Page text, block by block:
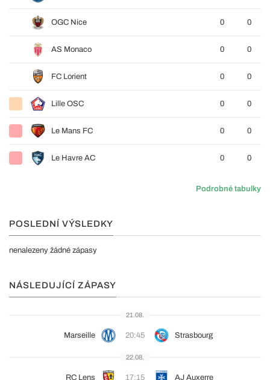
OGC Nice 0 0
AS Monaco 0 0
FC Lorient 0 0
Lille OSC 0 0
Le Mans FC 0 0
Le Havre AC 0 0
Podrobné tabulky
POSLEDNÍ VÝSLEDKY
nenalezeny žádné zápasy
NÁSLEDUJÍCÍ ZÁPASY
21.08.
Marseille 20:45 Strasbourg
22.08.
RC Lens 17:15 AJ Auxerre